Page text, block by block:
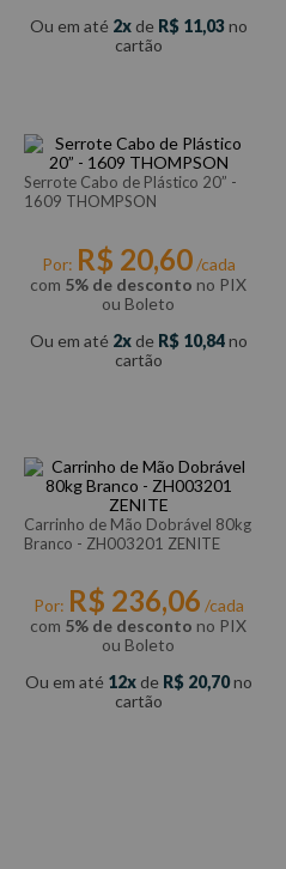
Ou em até 2 de R$ 11,03no
cartão
Serrote Cabo de Plástico 20” -
1609 THOMPSON
Por: R$ 20,60/cada
com 5% de desconto no PIX
ou Boleto
Ou em até 2 de R$ 10,84no
cartão
Carrinho de Mão Dobrável 80kg
Branco - ZH003201 ZENITE
Por: R$ 236,06 /cada
com 5% de desconto no PIX
ou Boleto
Ou em até 12 de R$ 20,70no
cartão